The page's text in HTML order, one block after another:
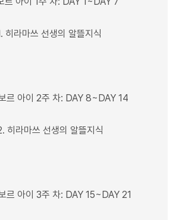
라마쓰 선생의 알뜰지식
르 아이 2주 차: DAY 8~DAY 14
라마쓰 선생의 알뜰지식
르 아이 3주 차: DAY 15~DAY 21